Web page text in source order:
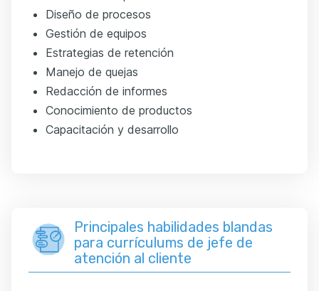
Diseño de procesos
Gestión de equipos
Estrategias de retención
Manejo de quejas
Redacción de informes
Conocimiento de productos
Capacitación y desarrollo
Principales habilidades blandas
para currículums de jefe de
atención al cliente